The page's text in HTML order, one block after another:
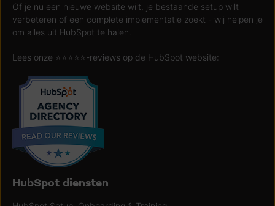
Of je nu een nieuwe website wilt, je bestaande setup wilt
verbeteren of een complete implementatie zoekt - wij helpen je
om alles uit HubSpot te halen.
Lees onze ⭐️⭐️⭐️⭐️⭐️-reviews op de HubSpot website:
HubSpot diensten